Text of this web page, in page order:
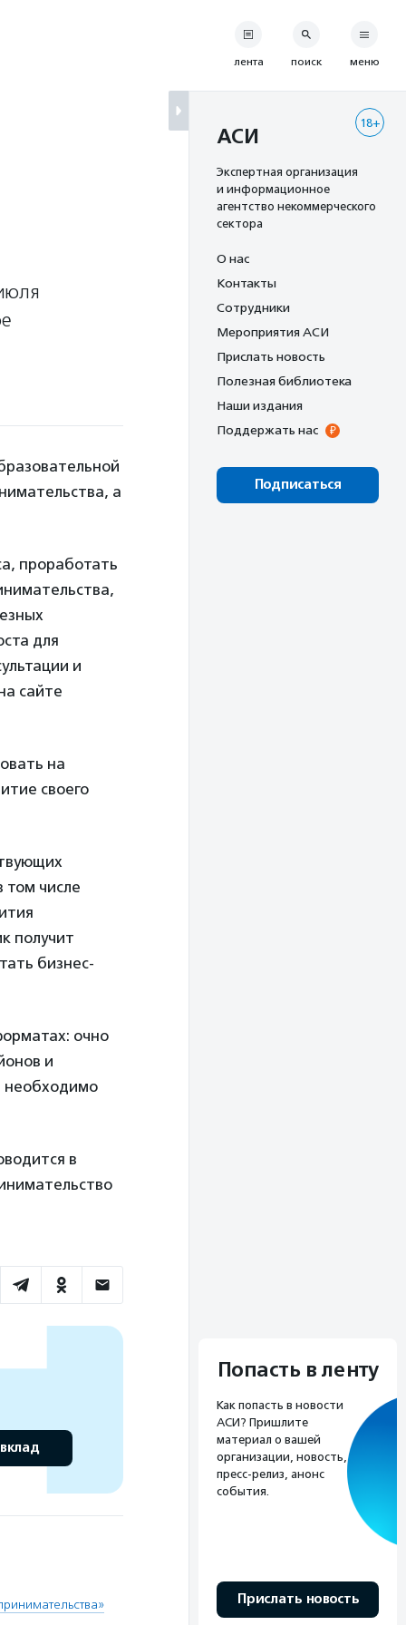
а
проработать
для
и
сайте
на
своего
том числе
получит
бизнес-
очно
и
необходимо
в
лента поиск меню
18+
АСИ
Экспертная организация
и информационное
агентство некоммерческого
сектора
О нас
Контакты
Сотрудники
Мероприятия АСИ
Прислать новость
Полезная библиотека
Наши издания
Поддержать нас
Подписаться
Попасть в ленту
Как попасть в новости
АСИ? Пришлите
материал о вашей
организации, новость,
пресс-релиз, анонс
события.
Прислать новость